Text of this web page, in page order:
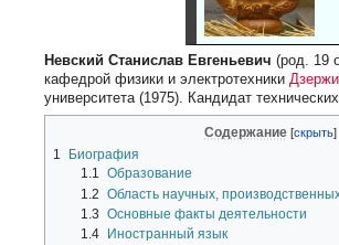
Невский Станислав Евгеньевич (род. 19
кафедрой физики и электротехники
университета (1975). Кандидат
Содержание
1
Биография
1.1 Образование
1.2 Область научных,
1.3 Основные факты деятельности
1.4
Иностранный язык